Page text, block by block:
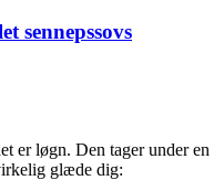
sennepssovs
er løgn. Den tager under en
glæde dig: